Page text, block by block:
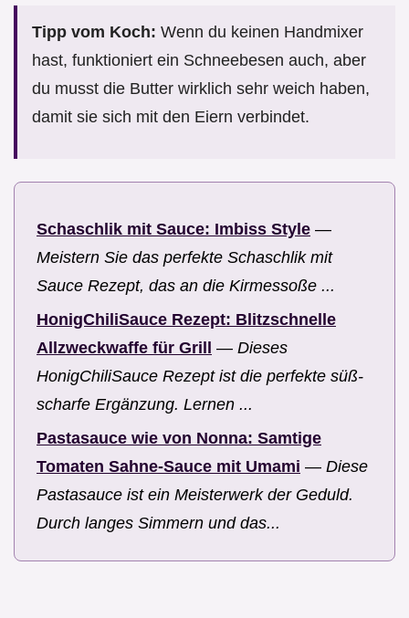
Tipp vom Koch: Wenn du keinen Handmixer
hast, funktioniert ein Schneebesen auch, aber
du musst die Butter wirklich sehr weich haben,
damit sie sich mit den Eiern verbindet.
Schaschlik mit Sauce: Imbiss Style —
Meistern Sie das perfekte Schaschlik mit
Sauce Rezept, das an die Kirmessoße ...
HonigChiliSauce Rezept: Blitzschnelle
Allzweckwaffe für Grill
— Dieses
HonigChiliSauce Rezept ist die perfekte süß-
scharfe Ergänzung. Lernen ...
Pastasauce wie von Nonna: Samtige
Tomaten Sahne-Sauce mit Umami — Diese
Pastasauce ist ein Meisterwerk der Geduld.
Durch langes Simmern und das...